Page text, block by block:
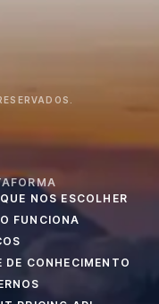
NOS ESCOLHER
FUNCIONA
DE CONHECIMENTO